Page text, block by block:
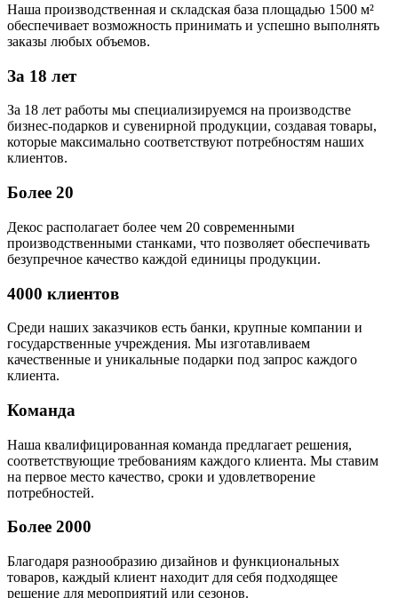
Наша производственная и складская база площадью 1500 м²
обеспечивает возможность принимать и успешно выполнять
заказы любых объемов.
За 18 лет
За 18 лет работы мы специализируемся на производстве
бизнес-подарков и сувенирной продукции, создавая товары,
которые максимально соответствуют потребностям наших
клиентов.
Более 20
Декос располагает более чем 20 современными
производственными станками, что позволяет обеспечивать
безупречное качество каждой единицы продукции.
4000 клиентов
Среди наших заказчиков есть банки, крупные компании и
государственные учреждения. Мы изготавливаем
качественные и уникальные подарки под запрос каждого
клиента.
Команда
Наша квалифицированная команда предлагает решения,
соответствующие требованиям каждого клиента. Мы ставим
на первое место качество, сроки и удовлетворение
потребностей.
Более 2000
Благодаря разнообразию дизайнов и функциональных
товаров, каждый клиент находит для себя подходящее
решение для мероприятий или сезонов.